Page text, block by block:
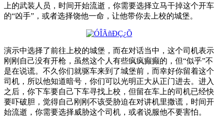
上的武装人员，时间开始流逝，你需要选择立马干掉这个开车
的“凶手”，或者选择饶他一命，让他带你去上校的城堡。
演示中选择了前往上校的城堡，而在对话当中，这个司机表示
刚刚自己没有开枪，虽然这个人有些疯疯癫癫的，但“似乎”不
是在说谎。不久你们就驱车来到了城堡前，而幸好你留着这个
司机，所以他知道暗号，你们可以光明正大从正门进去。进入
之后，你下车要自己下车寻找上校，但留在车上的司机已经快
要吓破胆，觉得自己刚刚不该受胁迫在对讲机里撒谎，时间开
始流逝，你需要选择威胁这个司机，或者说服他不要害怕。